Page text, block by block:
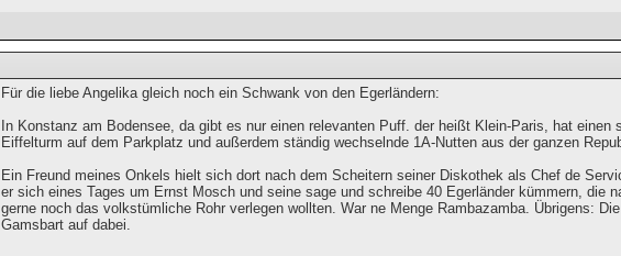
Für die liebe Angelika gleich noch ein Schwank von den Egerländern:
In Konstanz am Bodensee, da gibt es nur einen relevanten Puff. der heißt Klein-Paris, hat einen
Eiffelturm auf dem Parkplatz und außerdem ständig wechselnde 1A-Nutten aus der ganzen
Ein Freund meines Onkels hielt sich dort nach dem Scheitern seiner Diskothek als Chef de
er sich eines Tages um Ernst Mosch und seine sage und schreibe 40 Egerländer kümmern, die
gerne noch das volkstümliche Rohr verlegen wollten. War ne Menge Rambazamba. Übrigens:
Gamsbart auf dabei.